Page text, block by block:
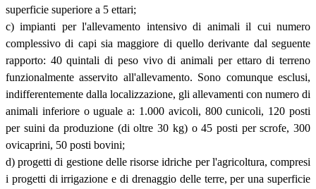
superficie superiore a 5 ettari;
c) impianti per l'allevamento intensivo di animali il cui numero
complessivo di capi sia maggiore di quello derivante dal seguente
rapporto: 40 quintali di peso vivo di animali per ettaro di terreno
funzionalmente asservito all'allevamento. Sono comunque esclusi,
indifferentemente dalla localizzazione, gli allevamenti con numero di
animali inferiore o uguale a: 1.000 avicoli, 800 cunicoli, 120 posti
per suini da produzione (di oltre 30 kg) o 45 posti per scrofe, 300
ovicaprini, 50 posti bovini;
d) progetti di gestione delle risorse idriche per l'agricoltura, compresi
i progetti di irrigazione e di drenaggio delle terre, per una superficie